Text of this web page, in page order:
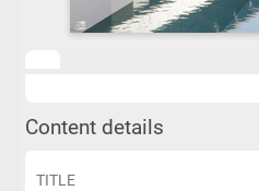
Content details
TITLE